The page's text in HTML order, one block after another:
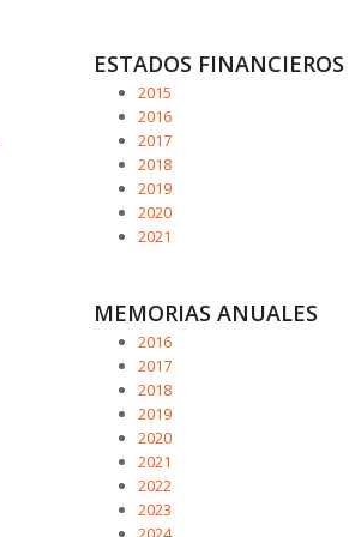
ESTADOS FINANCIEROS
2015
2016
2017
2018
2019
2020
2021
MEMORIAS ANUALES
2016
2017
2018
2019
2020
2021
2022
2023